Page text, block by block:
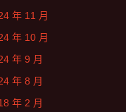
年 11 月
年 10 月
年 9 月
年 8 月
年 2 月